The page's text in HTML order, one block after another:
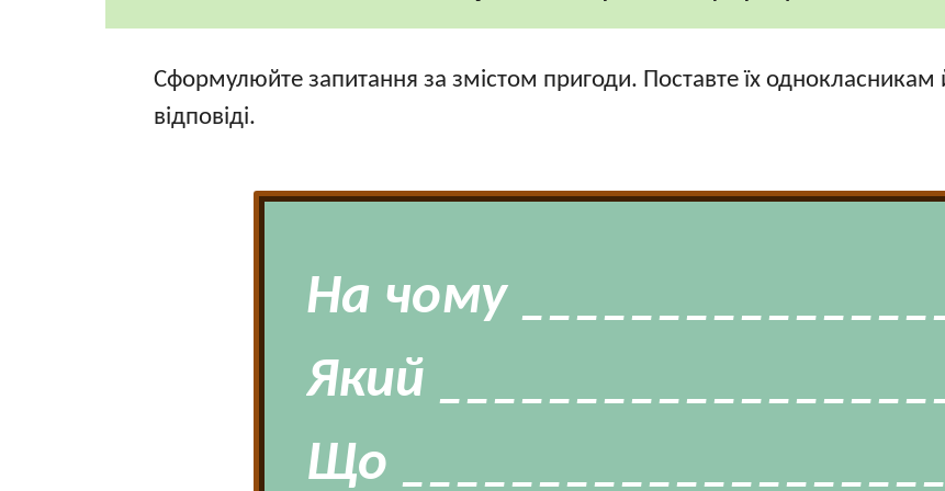
Сформулюйте запитання за змістом пригоди. Поставте їх однокласникам
відповіді.
На чому
Який
Що